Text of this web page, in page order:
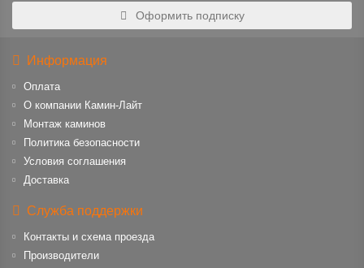
Оформить подписку
Информация
Оплата
О компании Камин-Лайт
Монтаж каминов
Политика безопасности
Условия соглашения
Доставка
Служба поддержки
Контакты и схема проезда
Производители